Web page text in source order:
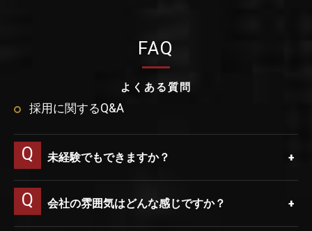
よくある質問
FAQ
採用に関するQ&A
未経験でもできますか？
会社の雰囲気はどんな感じですか？